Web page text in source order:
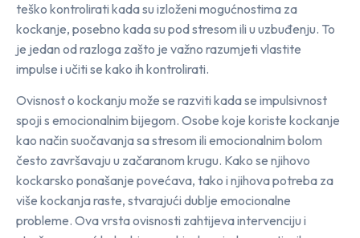
teško kontrolirati kada su izloženi mogućnostima za
kockanje, posebno kada su pod stresom ili u uzbuđenju. To
je jedan od razloga zašto je važno razumjeti vlastite
impulse i učiti se kako ih kontrolirati.
Ovisnost o kockanju može se razviti kada se impulsivnost
spoji s emocionalnim bijegom. Osobe koje koriste kockanje
kao način suočavanja sa stresom ili emocionalnim bolom
često završavaju u začaranom krugu. Kako se njihovo
kockarsko ponašanje povećava, tako i njihova potreba za
više kockanja raste, stvarajući dublje emocionalne
probleme. Ova vrsta ovisnosti zahtijeva intervenciju i